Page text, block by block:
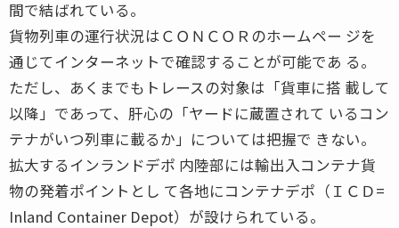
間で結ばれている。
貨物列車の運行状況はＣＯＮＣＯＲのホームペー ジを
通じてインターネットで確認することが可能であ る。
ただし、あくまでもトレースの対象は「貨車に搭 載して
以降」であって、肝心の「ヤードに蔵置されて いるコン
テナがいつ列車に載るか」については把握で きない。
拡大するインランドデポ 内陸部には輸出入コンテナ貨
物の発着ポイントとし て各地にコンテナデポ（ＩＣＤ=
Inland Container Depot）が設けられている。